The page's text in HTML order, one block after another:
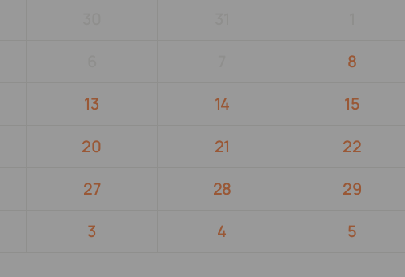
8
13 14 15
20 21 22
27 28 29
3 4 5